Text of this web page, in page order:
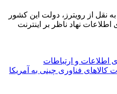
نقل از رویترز، دولت این کشور
نهاد ناظر بر اینترنت
اطلاعات و ارتباطات